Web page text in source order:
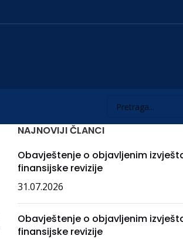
NAJNOVIJI ČLANCI
Obavještenje o objavljenim
finansijske revizije
31.07.2026
Obavještenje o objavljenim
finansijske revizije